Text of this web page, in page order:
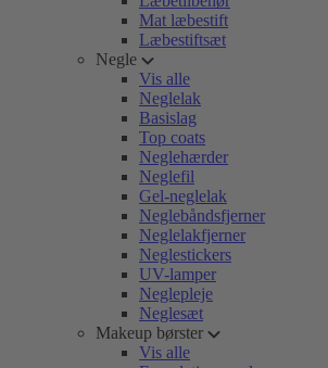
Mat læbestift
Læbestiftsæt
Negle
Vis alle
Neglelak
Basislag
Top coats
Neglehærder
Neglefil
Gel-neglelak
Neglebåndsfjerner
Neglelakfjerner
Neglestickers
UV-lamper
Neglepleje
Neglesæt
Makeup børster
Vis alle